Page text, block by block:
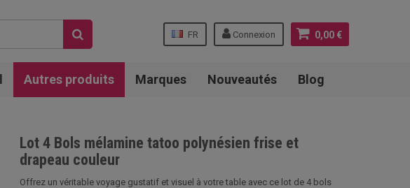
0,00 €
Connexion
FR
Autres produits Marques Nouveautés Blog
Lot 4 Bols mélamine tatoo polynésien frise et
drapeau couleur
Offrez un véritable voyage gustatif et visuel à votre table avec ce lot de 4 bols